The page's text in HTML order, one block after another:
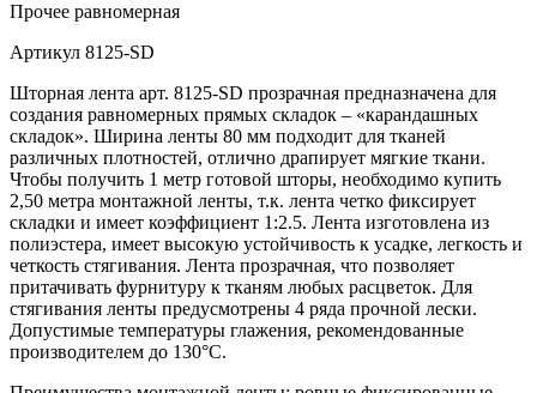
Прочее равномерная
Артикул 8125-SD
Шторная лента арт. 8125-SD прозрачная предназначена для
создания равномерных прямых складок – «карандашных
складок». Ширина ленты 80 мм подходит для тканей
различных плотностей, отлично драпирует мягкие ткани.
Чтобы получить 1 метр готовой шторы, необходимо купить
2,50 метра монтажной ленты, т.к. лента четко фиксирует
складки и имеет коэффициент 1:2.5. Лента изготовлена из
полиэстера, имеет высокую устойчивость к усадке, легкость и
четкость стягивания. Лента прозрачная, что позволяет
притачивать фурнитуру к тканям любых расцветок. Для
стягивания ленты предусмотрены 4 ряда прочной лески.
Допустимые температуры глажения, рекомендованные
производителем до 130°C.